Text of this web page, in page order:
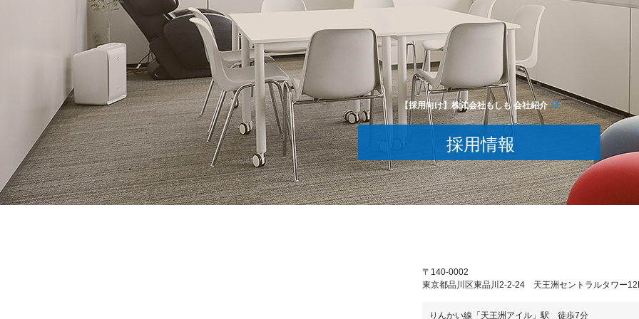
【採用向け】株式会社もしも 会社紹介
採用情報
〒140-0002
東京都品川区東品川2-2-24 天王洲セントラルタワー
りんかい線「天王洲アイル」駅 徒歩7分